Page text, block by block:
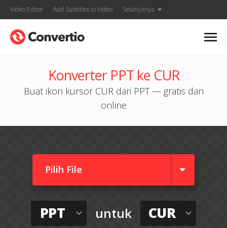
Video Editor Add Subtitles to Video Selanjutnya
Konverter PPT ke CUR
Buat ikon kursor CUR dari PPT — gratis dan
online
Pilih File
PPT untuk CUR